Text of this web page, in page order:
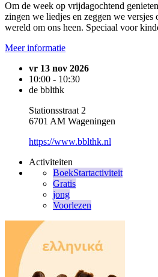
Om de week op vrijdagochtend
zingen we liedjes en zeggen we
wereld om ons heen. Speciaal voor
Meer informatie
vr 13 nov 2026
10:00 - 10:30
de bblthk
Stationsstraat 2
6701 AM Wageningen
https://www.bblthk.nl
Activiteiten
BoekStartactiviteit
Gratis
jong
Voorlezen